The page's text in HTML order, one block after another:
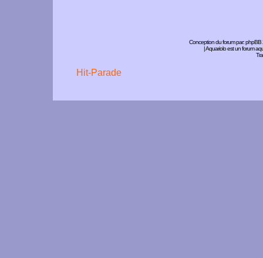
Conception du forum par:phpBB
| Aquariolo est un forum